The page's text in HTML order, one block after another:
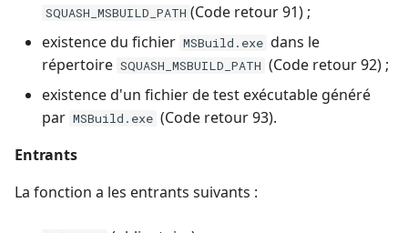
Redmine Exigences
SAML
SQUASH_MSBUILD_PATH (Code retour 91) ;
existence du fichier MSBuild.exe dans le
répertoire SQUASH_MSBUILD_PATH (Code retour 92) ;
existence d'un fichier de test exécutable généré
par MSBuild.exe (Code retour 93).
Entrants
La fonction a les entrants suivants :